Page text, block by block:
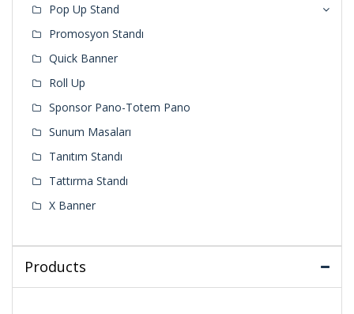
Pop Up Stand
Promosyon Standı
Quick Banner
Roll Up
Sponsor Pano-Totem Pano
Sunum Masaları
Tanıtım Standı
Tattırma Standı
X Banner
Products